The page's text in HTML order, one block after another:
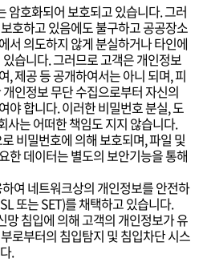
암호화되어 보호되고 있습니다. 그러
호하고 있음에도 불구하고 공공장소
서 의도하지 않게 분실하거나 타인에
습니다. 그러므로 고객은 개인정보
, 제공 등 공개하여서는 아니 되며, 피
인정보 무단 수집으로부터 자신의
야 합니다. 이러한 비밀번호 분실, 도
사는 어떠한 책임도 지지 않습니다.
비밀번호에 의해 보호되며, 파일 및
한 데이터는 별도의 보안기능을 통해
여 네트워크상의 개인정보를 안전하
또는 SET)를 채택하고 있습니다.
망 침입에 의해 고객의 개인정보가 유
로부터의 침입탐지 및 침입차단 시스
.